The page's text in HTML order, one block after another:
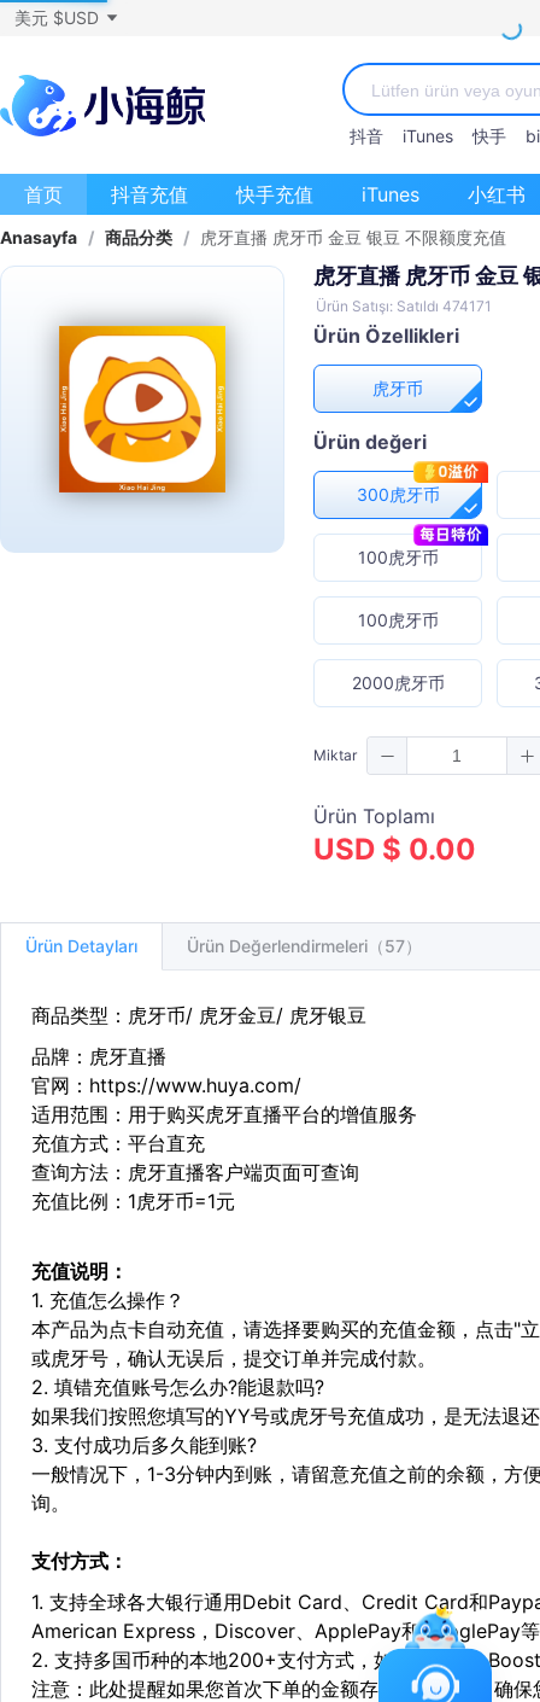
美元 $USD
抖音 iTunes 快手
首页 抖音充值 快手充值 iTunes 小红书
Anasayfa / 商品分类 / 虎牙直播 虎牙币 金豆 银豆 不限额度充值
虎牙直播 虎牙币 金豆
Ürün Satışı: Satıldı 474171
Ürün Özellikleri
虎牙币
Ürün değeri
300虎牙币
100虎牙币
100虎牙币
2000虎牙币
Miktar
Ürün Toplamı
USD $ 0.00
Ürün Detayları Ürün Değerlendirmeleri（57）
商品类型：虎牙币/ 虎牙金豆/ 虎牙银豆
品牌：虎牙直播
官网：https://www.huya.com/
适用范围：用于购买虎牙直播平台的增值服务
充值方式：平台直充
查询方法：虎牙直播客户端页面可查询
充值比例：1虎牙币=1元
充值说明：
1. 充值怎么操作？
本产品为点卡自动充值，请选择要购买的充值金额，点击"
或虎牙号，确认无误后，提交订单并完成付款。
2. 填错充值账号怎么办?能退款吗?
如果我们按照您填写的YY号或虎牙号充值成功，是无法退
3. 支付成功后多久能到账?
一般情况下，1-3分钟内到账，请留意充值之前的余额，方
询。
支付方式：
1. 支持全球各大银行通用Debit Card、Credit Card和
American Express，Discover、ApplePay和GooglePay
2. 支持多国币种的本地200+支付方式，如：Alipay，
注意：此处提醒如果您首次下单的金额存在异常，为了确